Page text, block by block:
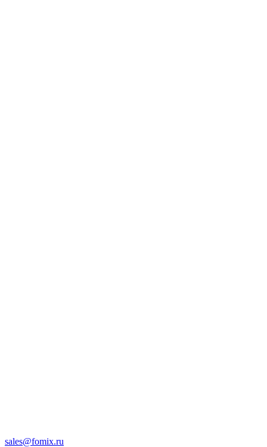
sales@fomix.ru